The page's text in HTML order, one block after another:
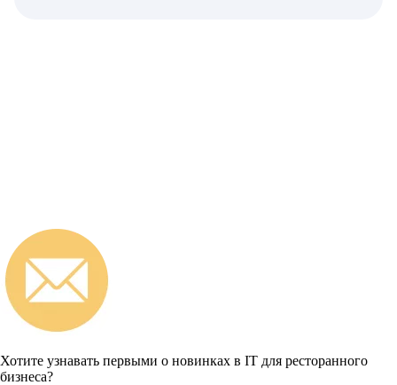
Хотите узнавать первыми о новинках в IT для ресторанного
бизнеса?